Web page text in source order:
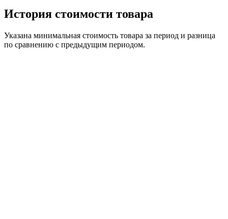
История стоимости товара
Указана минимальная стоимость товара за период и разница
по сравнению с предыдущим периодом.